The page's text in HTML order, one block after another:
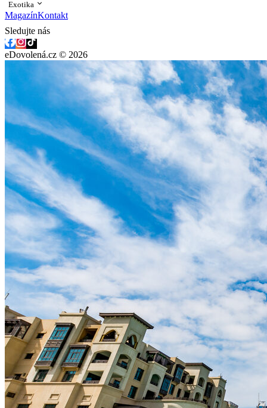
Exotika
MagazínKontakt
Sledujte nás
eDovolená.cz © 2026